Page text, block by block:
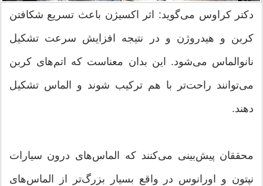
دکتر کراوس می‌گوید: اثر اکسیژن باعث تسریع شکافتن
کربن و هیدروژن و در نتیجه افزایش سرعت تشکیل
نانوالماس می‌شود. این بدان معناست که اتم‌های کربن
می‌توانند راحت‌تر با هم ترکیب شوند و الماس تشکیل
دهند.
محققان پیش‌بینی می‌کنند که الماس‌های درون سیارات
نپتون و اورانوس در واقع بسیار بزرگ‌تر از الماس‌های